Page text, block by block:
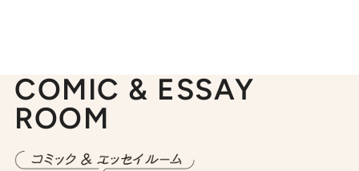
COMIC & ESSAY
ROOM